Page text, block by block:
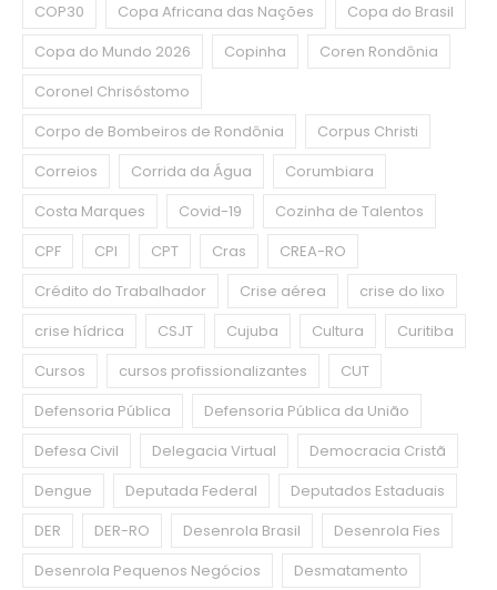
COP30
Copa Africana das Nações
Copa do Brasil
Copa do Mundo 2026
Copinha
Coren Rondônia
Coronel Chrisóstomo
Corpo de Bombeiros de Rondônia
Corpus Christi
Correios
Corrida da Água
Corumbiara
Costa Marques
Covid-19
Cozinha de Talentos
CPF
CPI CPT Cras
CREA-RO
Crédito do Trabalhador
Crise aérea
crise do lixo
crise hídrica
CSJT Cujuba Cultura
Curitiba
Cursos
cursos profissionalizantes
CUT
Defensoria Pública
Defensoria Pública da União
Defesa Civil
Delegacia Virtual
Democracia Cristã
Dengue
Deputada Federal
Deputados Estaduais
DER
DER-RO Desenrola Brasil
Desenrola Fies
Desenrola Pequenos Negócios
Desmatamento